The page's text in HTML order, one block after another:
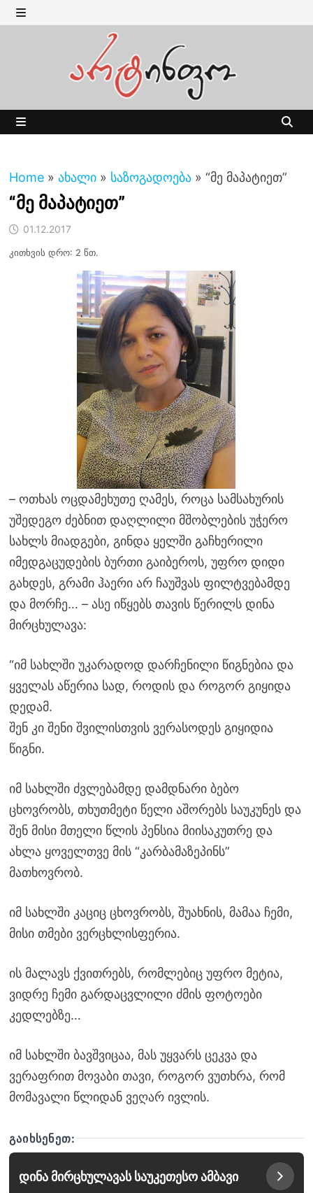
Skip
to MENU
Home » ახალი » საზოგადოება » “მე მაპატიეთ”
“მე მაპატიეთ”
01.12.2017
კითხვის დრო: 2 წთ.
– ოთხას ოცდამეხუთე ღამეს, როცა სამსახურის
უშედეგო ძებნით დაღლილი მშობლების უჭერო
სახლს მიადგები, გინდა ყელში გაჩხერილი
იმედგაცუდების ბურთი გაიბეროს, უფრო დიდი
გახდეს, გრამი ჰაერი არ ჩაუშვას ფილტვებამდე
და მორჩე… – ასე იწყებს თავის წერილს დინა
მირცხულავა:
“იმ სახლში უკარადოდ დარჩენილი წიგნებია და
ყველას აწერია სად, როდის და როგორ გიყიდა
დედამ.
შენ კი შენი შვილისთვის ვერასოდეს გიყიდია
წიგნი.
იმ სახლში ძვლებამდე დამდნარი ბებო
ცხოვრობს, თხუთმეტი წელი აშორებს საუკუნეს და
შენ მისი მთელი წლის პენსია მიისაკუთრე და
ახლა ყოველთვე მის “კარბამაზეპინს”
მათხოვრობ.
იმ სახლში კაციც ცხოვრობს, შუახნის, მამაა ჩემი,
მისი თმები ვერცხლისფერია.
ის მალავს ქვითრებს, რომლებიც უფრო მეტია,
ვიდრე ჩემი გარდაცვლილი ძმის ფოტოები
კედლებზე…
იმ სახლში ბავშვიცაა, მას უყვარს ცეკვა და
ვერაფრით მოვაბი თავი, როგორ ვუთხრა, რომ
მომავალი წლიდან ვეღარ ივლის.
ᲒᲐᲘᲮᲡᲔᲜᲔᲗ:
დინა მირცხულავას საუკეთესო ამბავი